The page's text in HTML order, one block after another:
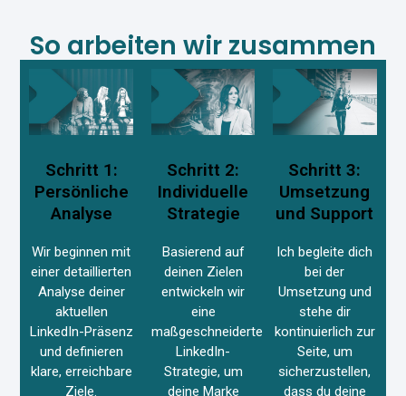
So arbeiten wir zusammen
Schritt 1:
Persönliche
Analyse
Wir beginnen mit
einer detaillierten
Analyse deiner
aktuellen
LinkedIn-Präsenz
und definieren
klare, erreichbare
Ziele.
Schritt 2:
Individuelle
Strategie
Basierend auf
deinen Zielen
entwickeln wir
eine
maßgeschneiderte
LinkedIn-
Strategie, um
deine Marke
Schritt 3:
Umsetzung
und Support
Ich begleite dich
bei der
Umsetzung und
stehe dir
kontinuierlich zur
Seite, um
sicherzustellen,
dass du deine